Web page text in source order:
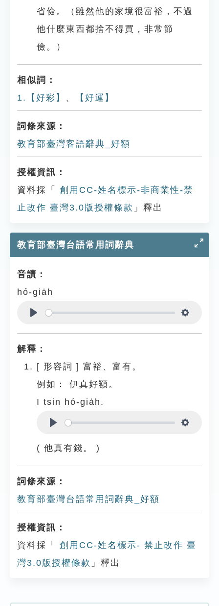
省儉。（雖然他的家境很富裕，不過
他什麼東西都捨不得買，非常節
儉。）
相似詞：
1.【好彩】 、 【好運】
詞條來源：
教育部臺灣客語辭典_好額
授權資訊：
資料採「
創用CC-姓名標示-非商業性-禁
止改作 臺灣3.0版授權條款 」釋出
教育部臺灣台語常用詞辭典
音讀：
hó-gia̍h
解釋：
[ 形容詞 ] 富裕、富有。
例如：
伊真好額。
I tsin hó-gia̍h.
( 他真有錢。 )
詞條來源：
教育部臺灣台語常用詞辭典_好額
授權資訊：
資料採「
創用CC-姓名標示- 禁止改作 臺
灣3.0版授權條款 」釋出